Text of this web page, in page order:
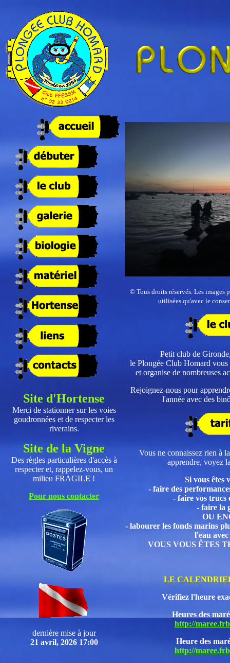
Site d'Hortense
Merci de stationner sur les voies
goudronnées et de respecter les
riverains.
Site de la Vigne
Des règles particulières d'accès à
respecter et, rappelez-vous, un
milieu FRAGILE !
Pour nous contacter
dernière mise à jour
21 avril, 2026 17:00
© Tous droits réservés. Les images
utilisées qu'avec le
Petit club de
le Plongée Club Homard
et organise de nombreuses
Rejoignez-nous pour
l'année avec des
Vous ne connaissez rien à
apprendre, voyez
Si vous êtes
- faire des
- faire vos trucs
- faire la
OU
- labourer les fonds marins
l'eau avec
VOUS VOUS ÊTES
LE
Vérifiez l'heure
Heures des
http://
Heure des
http://